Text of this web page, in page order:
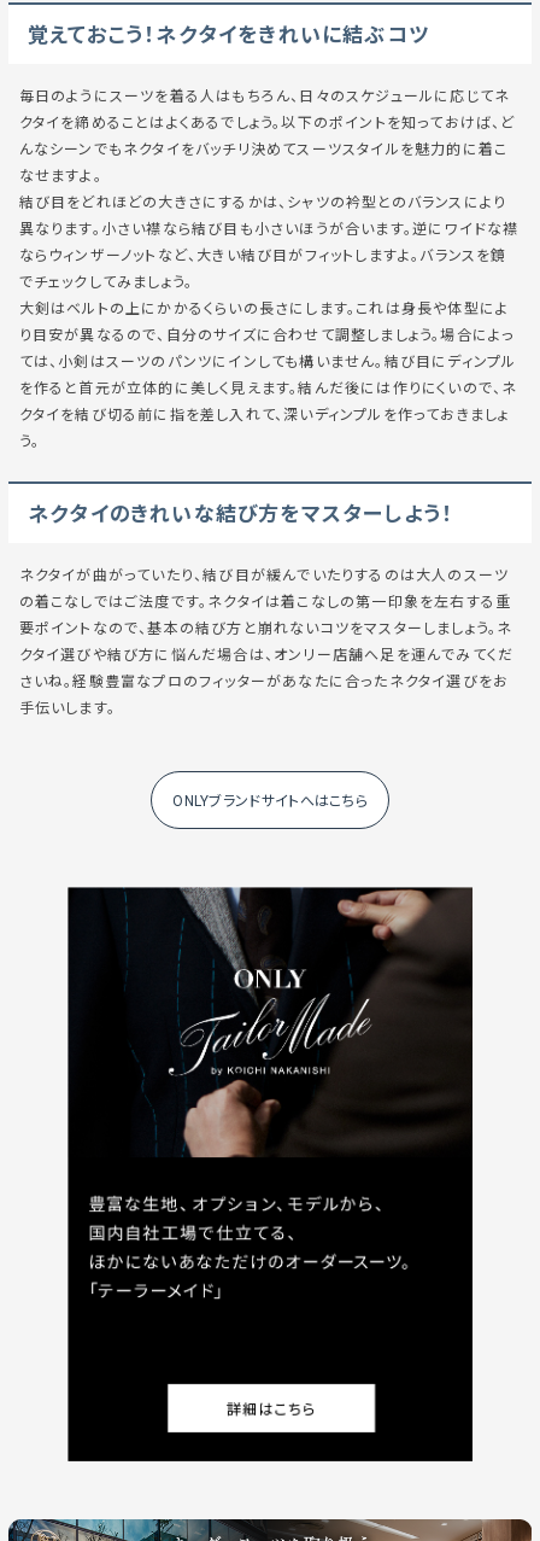
覚えておこう！ネクタイをきれいに結ぶコツ
毎日のようにスーツを着る人はもちろん、日々のスケジュールに応じてネ
クタイを締めることはよくあるでしょう。以下のポイントを知っておけば、ど
んなシーンでもネクタイをバッチリ決めてスーツスタイルを魅力的に着こ
なせますよ。
結び目をどれほどの大きさにするかは、シャツの衿型とのバランスにより
異なります。小さい襟なら結び目も小さいほうが合います。逆にワイドな襟
ならウィンザーノットなど、大きい結び目がフィットしますよ。バランスを鏡
でチェックしてみましょう。
大剣はベルトの上にかかるくらいの長さにします。これは身長や体型によ
り目安が異なるので、自分のサイズに合わせて調整しましょう。場合によっ
ては、小剣はスーツのパンツにインしても構いません。結び目にディンプル
を作ると首元が立体的に美しく見えます。結んだ後には作りにくいので、ネ
クタイを結び切る前に指を差し入れて、深いディンプルを作っておきましょ
う。
ネクタイのきれいな結び方をマスターしよう！
ネクタイが曲がっていたり、結び目が緩んでいたりするのは大人のスーツ
の着こなしではご法度です。ネクタイは着こなしの第一印象を左右する重
要ポイントなので、基本の結び方と崩れないコツをマスターしましょう。ネ
クタイ選びや結び方に悩んだ場合は、オンリー店舗へ足を運んでみてくだ
さいね。経験豊富なプロのフィッターがあなたに合ったネクタイ選びをお
手伝いします。
ONLYブランドサイトへはこちら